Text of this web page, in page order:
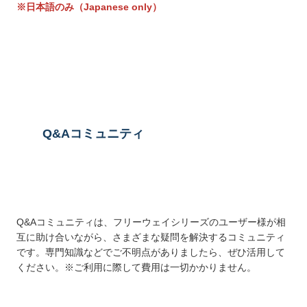
※日本語のみ（Japanese only）
Q&Aコミュニティ
Q&Aコミュニティは、フリーウェイシリーズのユーザー様が相
互に助け合いながら、さまざまな疑問を解決するコミュニティ
です。専門知識などでご不明点がありましたら、ぜひ活用して
ください。※ご利用に際して費用は一切かかりません。